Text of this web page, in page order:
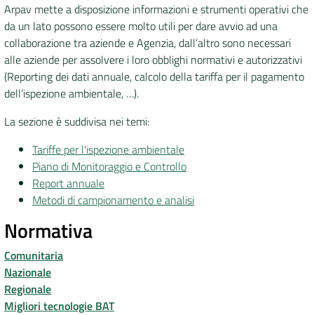
Arpav mette a disposizione informazioni e strumenti operativi che
da un lato possono essere molto utili per dare avvio ad una
collaborazione tra aziende e Agenzia, dall’altro sono necessari
alle aziende per assolvere i loro obblighi normativi e autorizzativi
(Reporting dei dati annuale, calcolo della tariffa per il pagamento
dell’ispezione ambientale, …).
La sezione è suddivisa nei temi:
Tariffe per l'ispezione ambientale
Piano di Monitoraggio e Controllo
Report annuale
Metodi di campionamento e analisi
Normativa
Comunitaria
Nazionale
Regionale
Migliori tecnologie BAT